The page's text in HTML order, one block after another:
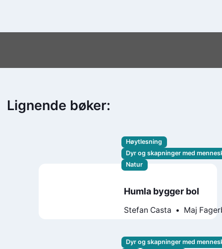
Lignende bøker:
Høytlesning
Dyr og skapninger med
Natur
Humla bygger bol
Stefan Casta Maj
Dyr og skapninger med